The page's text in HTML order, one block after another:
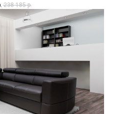
238 185 р.